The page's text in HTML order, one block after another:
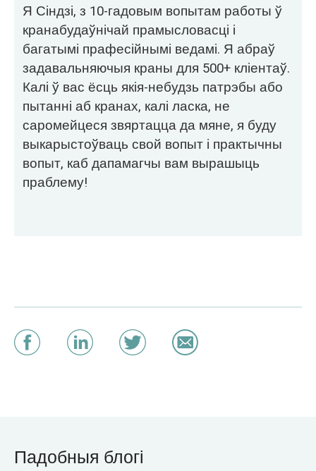
Я Сіндзі, з 10-гадовым вопытам работы ў
кранабудаўнічай прамысловасці і
багатымі прафесійнымі ведамі. Я абраў
задавальняючыя краны для 500+ кліентаў.
Калі ў вас ёсць якія-небудзь патрэбы або
пытанні аб кранах, калі ласка, не
саромейцеся звяртацца да мяне, я буду
выкарыстоўваць свой вопыт і практычны
вопыт, каб дапамагчы вам вырашыць
праблему!
Падобныя блогі